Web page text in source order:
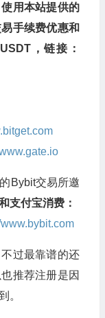
用本站提供的
手续费优惠和
，链接：
Bybit交易所邀
支付宝消费：
过最靠谱的还
推荐注册是因
。